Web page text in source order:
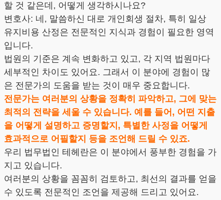
할 것 같은데, 어떻게 생각하시나요?
변호사: 네, 말씀하신 대로 개인회생 절차, 특히 일상
유지비용 산정은 전문적인 지식과 경험이 필요한 영역
입니다.
법원의 기준은 계속 변화하고 있고, 각 지역 법원마다
세부적인 차이도 있어요. 그래서 이 분야에 경험이 많
은 전문가의 도움을 받는 것이 매우 중요합니다.
전문가는 여러분의 상황을 정확히 파악하고, 그에 맞는
최적의 전략을 세울 수 있습니다. 예를 들어, 어떤 지출
을 어떻게 설명하고 증명할지, 특별한 사정을 어떻게
효과적으로 어필할지 등을 조언해 드릴 수 있죠.
우리 법무법인 테헤란은 이 분야에서 풍부한 경험을 가
지고 있습니다.
여러분의 상황을 꼼꼼히 검토하고, 최선의 결과를 얻을
수 있도록 전문적인 조언을 제공해 드리고 있어요.